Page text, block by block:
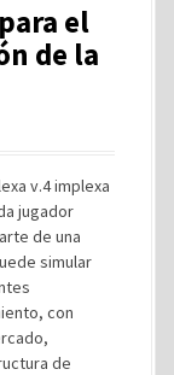
el
de la
v.4 implexa
jugador
de una
simular
con
de